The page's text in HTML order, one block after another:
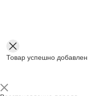
Товар успешно добавлен